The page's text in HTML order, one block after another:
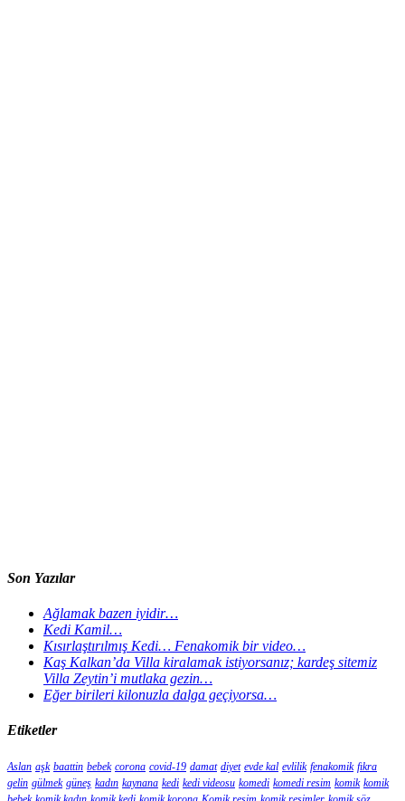
Son Yazılar
Ağlamak bazen iyidir…
Kedi Kamil…
Kısırlaştırılmış Kedi… Fenakomik bir video…
Kaş Kalkan’da Villa kiralamak istiyorsanız; kardeş sitemiz
Villa Zeytin’i mutlaka gezin…
Eğer birileri kilonuzla dalga geçiyorsa…
Etiketler
Aslan aşk baattin bebek corona covid-19 damat diyet evde kal evlilik fenakomik fıkra
gelin gülmek güneş kadın kaynana kedi kedi videosu komedi komedi resim komik komik